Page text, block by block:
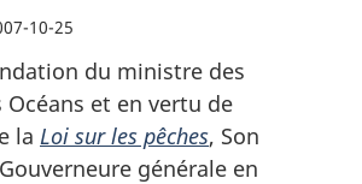
10-25
du ministre des
Océans et en vertu de
la Loi sur les pêches, Son
générale en